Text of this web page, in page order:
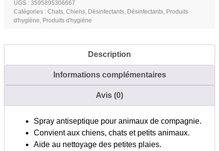
chien
et
UGS : 3595895306667
Catégories : Chats, Chiens, Désinfectants, Désinfectants, Produits
d'hygiène, Produits d'hygiène
Description
Informations complémentaires
Avis (0)
Spray antiseptique pour animaux de compagnie.
Convient aux chiens, chats et petits animaux.
Aide au nettoyage des petites plaies.